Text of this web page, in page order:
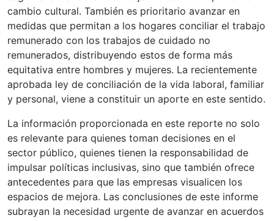
cambio cultural. También es prioritario avanzar en
medidas que permitan a los hogares conciliar el trabajo
remunerado con los trabajos de cuidado no
remunerados, distribuyendo estos de forma más
equitativa entre hombres y mujeres. La recientemente
aprobada ley de conciliación de la vida laboral, familiar
y personal, viene a constituir un aporte en este sentido.
La información proporcionada en este reporte no solo
es relevante para quienes toman decisiones en el
sector público, quienes tienen la responsabilidad de
impulsar políticas inclusivas, sino que también ofrece
antecedentes para que las empresas visualicen los
espacios de mejora. Las conclusiones de este informe
subrayan la necesidad urgente de avanzar en acuerdos